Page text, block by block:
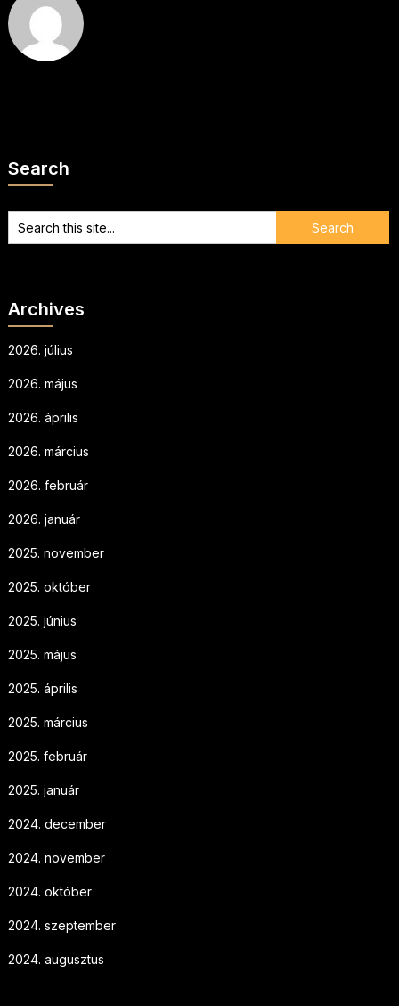
Search
Archives
2026. július
2026. május
2026. április
2026. március
2026. február
2026. január
2025. november
2025. október
2025. június
2025. május
2025. április
2025. március
2025. február
2025. január
2024. december
2024. november
2024. október
2024. szeptember
2024. augusztus